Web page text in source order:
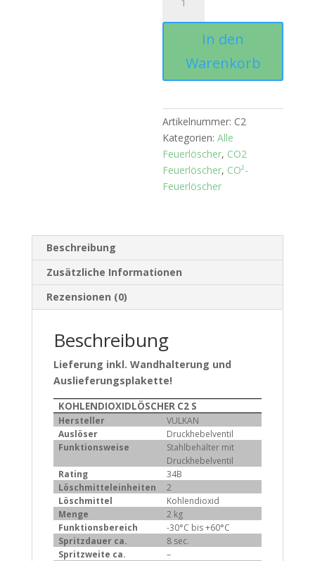
kg
In den
Warenkorb
Artikelnummer: C2
Kategorien:Alle
Feuerlöscher, CO2
Feuerlöscher, CO²-
Feuerlöscher
Beschreibung
Zusätzliche Informationen
Rezensionen (0)
Beschreibung
Lieferung inkl. Wandhalterung und
Auslieferungsplakette!
KOHLENDIOXIDLÖSCHER C2 S
Hersteller
VULKAN
Auslöser
Druckhebelventil
Funktionsweise
Stahlbehälter mit
Druckhebelventil
Rating
34B
Löschmitteleinheiten
2
Löschmittel
Kohlendioxid
Menge
2 kg
Funktionsbereich
-30°C bis +60°C
Spritzdauer ca.
8 sec.
Spritzweite ca.
–